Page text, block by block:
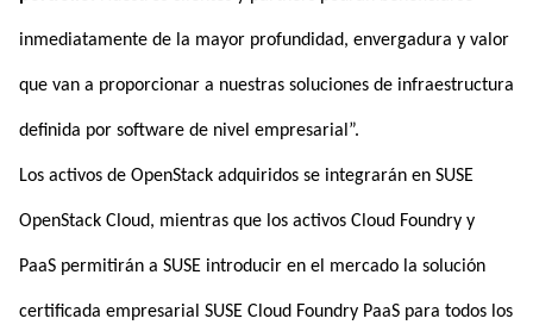
inmediatamente de la mayor profundidad, envergadura y valor
que van a proporcionar a nuestras soluciones de infraestructura
definida por software de nivel empresarial”.
Los activos de OpenStack adquiridos se integrarán en SUSE
OpenStack Cloud, mientras que los activos Cloud Foundry y
PaaS permitirán a SUSE introducir en el mercado la solución
certificada empresarial SUSE Cloud Foundry PaaS para todos los